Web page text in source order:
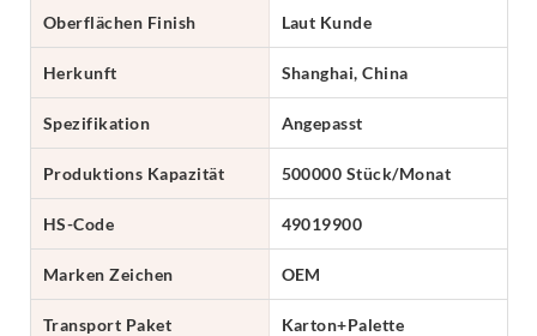
Oberflächen Finish Laut Kunde
Herkunft Shanghai, China
Spezifikation Angepasst
Produktions Kapazität 500000 Stück/Monat
HS-Code 49019900
Marken Zeichen OEM
Transport Paket Karton+Palette